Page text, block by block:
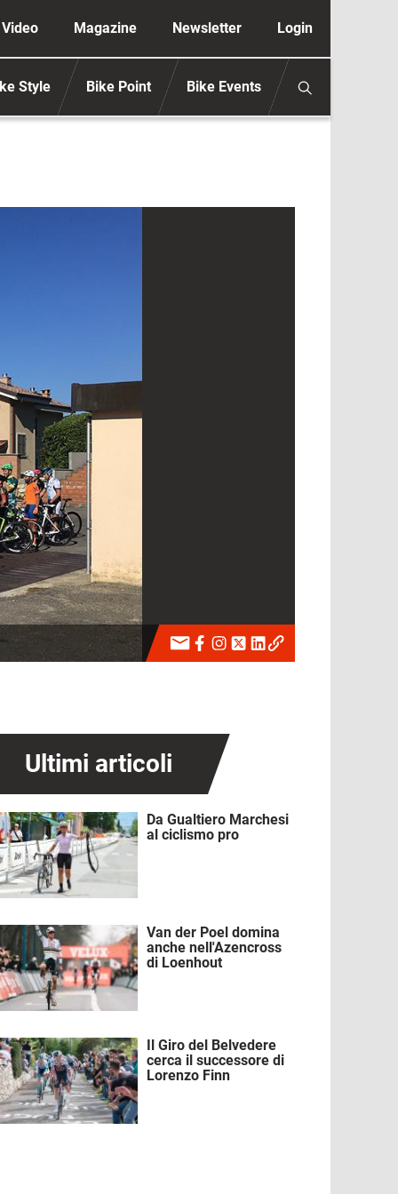
secondaria anonimo
Video Magazine Newsletter Login
Style Bike Point Bike Events
Ultimi articoli
Da Gualtiero Marchesi
al ciclismo pro
Van der Poel domina
anche nell'Azencross
di Loenhout
Il Giro del Belvedere
cerca il successore di
Lorenzo Finn